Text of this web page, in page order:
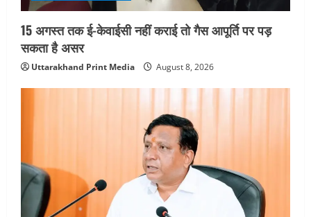
15 अगस्त तक ई-केवाईसी नहीं कराई तो गैस आपूर्ति पर पड़
सकता है असर
Uttarakhand Print Media August 8, 2026